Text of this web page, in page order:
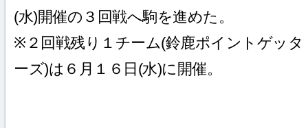
(水)開催の３回戦へ駒を進めた。
※２回戦残り１チーム(鈴鹿ポイントゲッタ
ーズ)は６月１６日(水)に開催。